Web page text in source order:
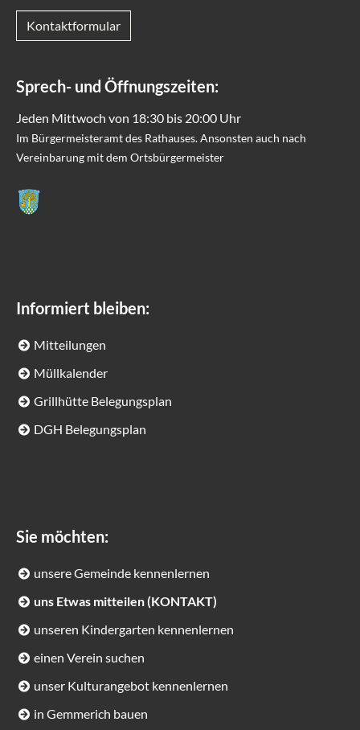
Kontaktformular
Sprech- und Öffnungszeiten:
Jeden Mittwoch von 18:30 bis 20:00 Uhr
Im Bürgermeisteramt des Rathauses. Ansonsten auch nach
Vereinbarung mit dem Ortsbürgermeister
Informiert bleiben:
Mitteilungen
Müllkalender
Grillhütte Belegungsplan
DGH Belegungsplan
Sie möchten:
unsere Gemeinde kennenlernen
uns Etwas mitteilen (KONTAKT)
unseren Kindergarten kennenlernen
einen Verein suchen
unser Kulturangebot kennenlernen
in Gemmerich bauen